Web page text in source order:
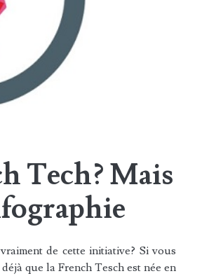
Tech? Mais
de cette initiative? Si vous
que la French Tesch est née en